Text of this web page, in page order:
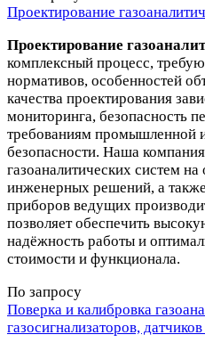
Проектирование
Проектирование
комплексный процесс,
нормативов, особенностей
качества проектирования
мониторинга, безопасность
требованиям промышленной
безопасности. Наша
газоаналитических систем
инженерных решений, а
приборов ведущих
позволяет обеспечить
надёжность работы и
стоимости и функционала.
По запросу
Поверка и калибровка
газосигнализаторов,